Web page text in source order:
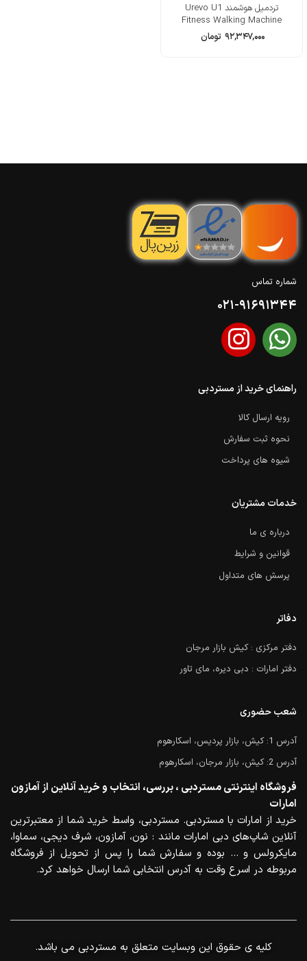
تردمیل هوشمند Urevo U1
Fitness Walking Machine
۹۲,۳۴۷,۰۰۰ تومان
شماره تماس
021-91691344
راهنمای خرید از مستردبی
رویه ارسال کالا
نحوه ثبت سفارش
شیوه های پرداخت
خدمات مشتریان
درباره ی ما
قوانین و شرایط
پرسش های متداول
دفاتر
دفتر مرکزی : کیش بازار مرجان
دفتر امارات : دبی دیره، مای تاور
شعب حضوری
آدرس 1: کیش، بازار پردیس، اسکارهوم
آدرس 2: کیش، بازار مرجان، اسکارهوم
فروشگاه اینترنتی مستردبی ، بررسی، انتخاب و خرید آنلاین از آمازون
امارات
خرید از امارات با مستردبی. مستردبی، واسط خرید شما از معتبرترین
آنلاین شاپ‌های دبی امارات مانند : نون، آمازون، شرف دیجی، سماوا،
مایکرولس و … بوده و سفارش شما را پس از تحویل از فروشگاه
مربوطه در اسرع وقت به آدرس انتخابی شما ارسال خواهد کرد.
.کلیه ی حقوق این وبسایت متعلق به مستردبی می باشد